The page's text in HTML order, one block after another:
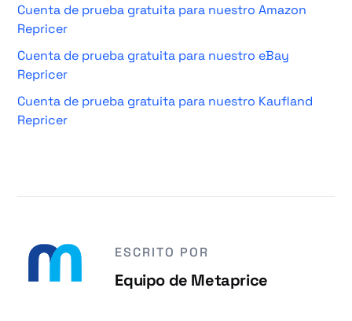
Cuenta de prueba gratuita para nuestro Amazon
Repricer
Cuenta de prueba gratuita para nuestro eBay
Repricer
Cuenta de prueba gratuita para nuestro Kaufland
Repricer
ESCRITO POR
Equipo de Metaprice